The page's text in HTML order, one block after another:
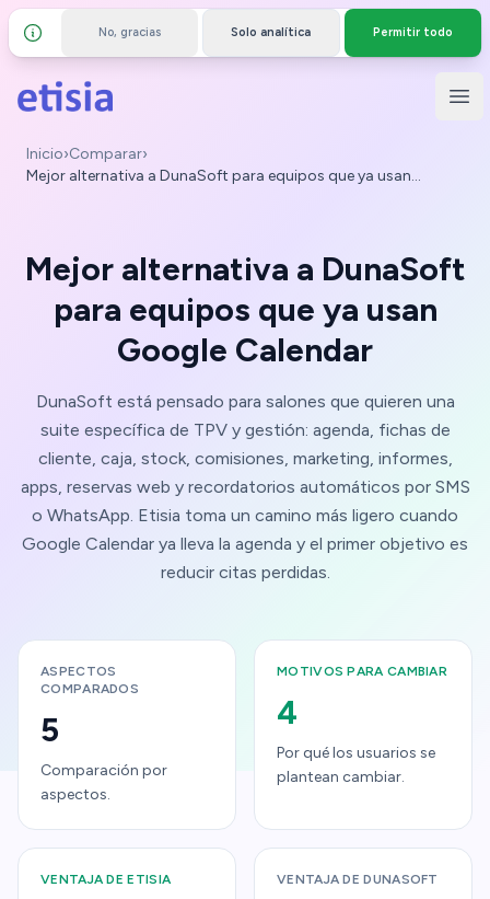
Detalles y privacidad
No, gracias Solo analítica Permitir todo
Saltar al contenido principal
Etisia
Inicio›Comparar›
Mejor alternativa a DunaSoft para equipos que ya usan
Mejor alternativa a DunaSoft
para equipos que ya usan
Google Calendar
DunaSoft está pensado para salones que quieren una
suite específica de TPV y gestión: agenda, fichas de
cliente, caja, stock, comisiones, marketing, informes,
apps, reservas web y recordatorios automáticos por SMS
o WhatsApp. Etisia toma un camino más ligero cuando
Google Calendar ya lleva la agenda y el primer objetivo es
reducir citas perdidas.
ASPECTOS
COMPARADOS
5
Comparación por
aspectos.
MOTIVOS PARA CAMBIAR
4
Por qué los usuarios se
plantean cambiar.
VENTAJA DE ETISIA VENTAJA DE DUNASOFT